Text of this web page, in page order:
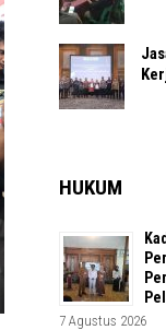
HUKUM
7 Agustus 2026